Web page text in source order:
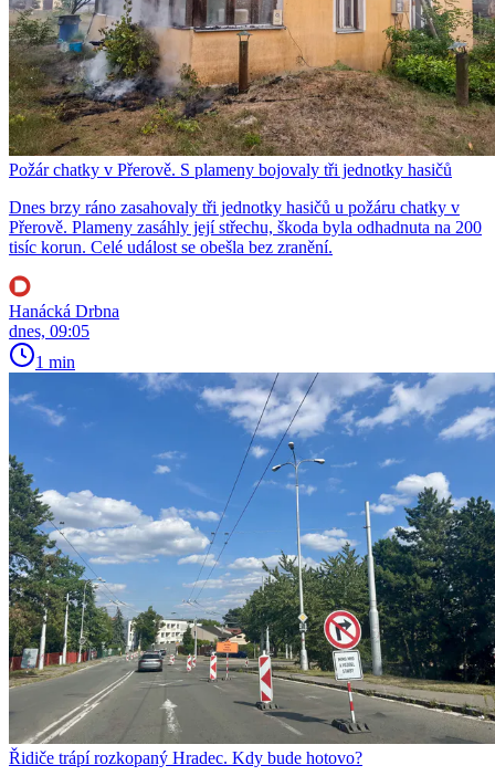
Požár chatky v Přerově. S plameny bojovaly tři jednotky hasičů
Dnes brzy ráno zasahovaly tři jednotky hasičů u požáru chatky v
Přerově. Plameny zasáhly její střechu, škoda byla odhadnuta na 200
tisíc korun. Celé událost se obešla bez zranění.
Hanácká Drbna
dnes, 09:05
1 min
Řidiče trápí rozkopaný Hradec. Kdy bude hotovo?